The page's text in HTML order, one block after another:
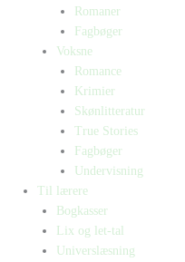
Romaner
Fagbøger
Voksne
Romance
Krimier
Skønlitteratur
True Stories
Fagbøger
Undervisning
Til lærere
Bogkasser
Lix og let-tal
Universlæsning